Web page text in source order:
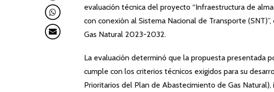
evaluación técnica del proyecto “Infraestructura de
con conexión al Sistema Nacional de Transporte
Gas Natural 2023-2032.
La evaluación determinó que la propuesta presentada
cumple con los criterios técnicos exigidos para su
Prioritarios del Plan de Abastecimiento de Gas